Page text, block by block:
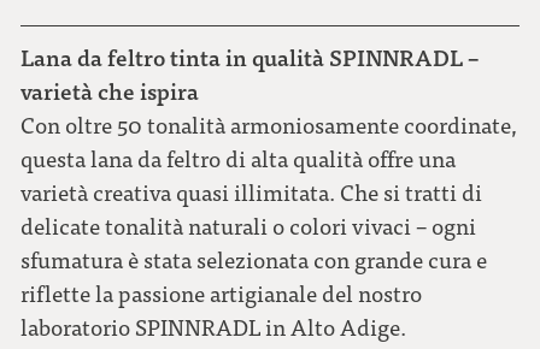
Lana da feltro tinta in qualità SPINNRADL –
varietà che ispira
Con oltre 50 tonalità armoniosamente coordinate,
questa lana da feltro di alta qualità offre una
varietà creativa quasi illimitata. Che si tratti di
delicate tonalità naturali o colori vivaci – ogni
sfumatura è stata selezionata con grande cura e
riflette la passione artigianale del nostro
laboratorio SPINNRADL in Alto Adige.